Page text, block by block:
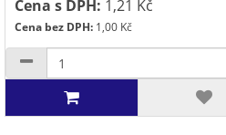
Cena s DPH: 1,21 Kč
Cena bez DPH: 1,00 Kč